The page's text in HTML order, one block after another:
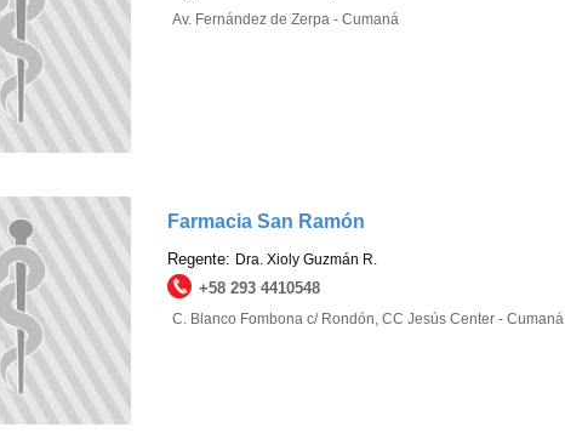
Av. Fernández de Zerpa - Cumaná
Farmacia San Ramón
Regente: Dra. Xioly Guzmán R.
+58 293 4410548
C. Blanco Fombona c/ Rondón, CC Jesús Center - Cumaná